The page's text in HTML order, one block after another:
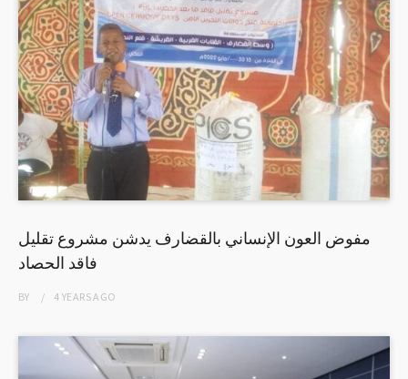
مفوض العون الإنساني بالقضارف يدشن مشروع تقليل
فاقد الحصاد
BY 4 YEARSAGO